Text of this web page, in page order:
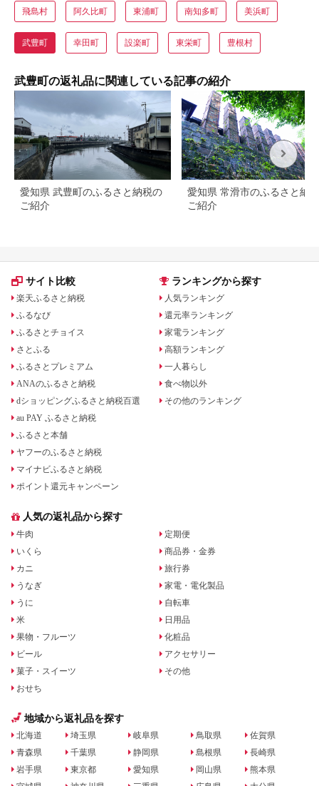
飛島村 阿久比町 東浦町 南知多町 美浜町
武豊町 幸田町 設楽町 東栄町 豊根村
武豊町の返礼品に関連している記事の紹介
愛知県 武豊町のふるさと納税の
ご紹介
愛知県 常滑市のふるさと納
ご紹介
サイト比較
楽天ふるさと納税
ふるなび
ふるさとチョイス
さとふる
ふるさとプレミアム
ANAのふるさと納税
dショッピングふるさと納税百選
au PAY ふるさと納税
ふるさと本舗
ヤフーのふるさと納税
マイナビふるさと納税
ポイント還元キャンペーン
ランキングから探す
人気ランキング
還元率ランキング
家電ランキング
高額ランキング
一人暮らし
食べ物以外
その他のランキング
人気の返礼品から探す
牛肉
いくら
カニ
うなぎ
うに
米
果物・フルーツ
ビール
菓子・スイーツ
おせち
定期便
商品券・金券
旅行券
家電・電化製品
自転車
日用品
化粧品
アクセサリー
その他
地域から返礼品を探す
北海道
青森県
岩手県
埼玉県
千葉県
東京都
岐阜県
静岡県
愛知県
鳥取県
島根県
岡山県
佐賀県
長崎県
熊本県